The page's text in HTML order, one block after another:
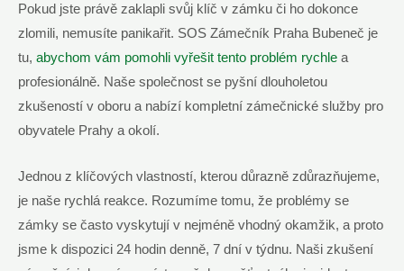
Pokud jste právě zaklapli svůj klíč v zámku či ho dokonce
zlomili, nemusíte panikařit. SOS Zámečník Praha Bubeneč je
tu, abychom vám pomohli vyřešit tento problém rychle a
profesionálně. Naše společnost se pyšní dlouholetou
zkušeností v oboru a nabízí kompletní zámečnické služby pro
obyvatele Prahy a okolí.
Jednou z klíčových vlastností, kterou důrazně zdůrazňujeme,
je naše rychlá reakce. Rozumíme tomu, že problémy se
zámky se často vyskytují v nejméně vhodný okamžik, a proto
jsme k dispozici 24 hodin denně, 7 dní v týdnu. Naši zkušení